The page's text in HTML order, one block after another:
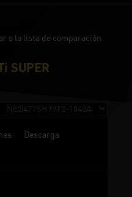
a la lista de comparación
SUPER
Descarga